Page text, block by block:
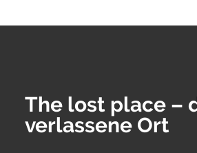
The lost place –
verlassene Ort